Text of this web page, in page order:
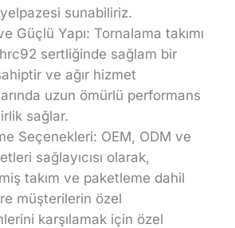
sunabiliriz.
Güçlü Yapı: Tornalama takımı
sertliğinde sağlam bir
ve ağır hizmet
uzun ömürlü performans
sağlar.
Seçenekleri: OEM, ODM ve
sağlayıcısı olarak,
takım ve paketleme dahil
müşterilerin özel
karşılamak için özel